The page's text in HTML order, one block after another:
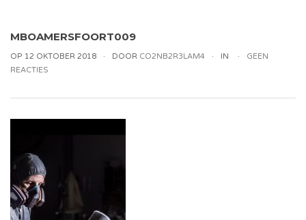
MBOAMERSFOORT009
OP 12 OKTOBER 2018 DOOR CO2NB2R3LAM4 IN
GEEN
REACTIES